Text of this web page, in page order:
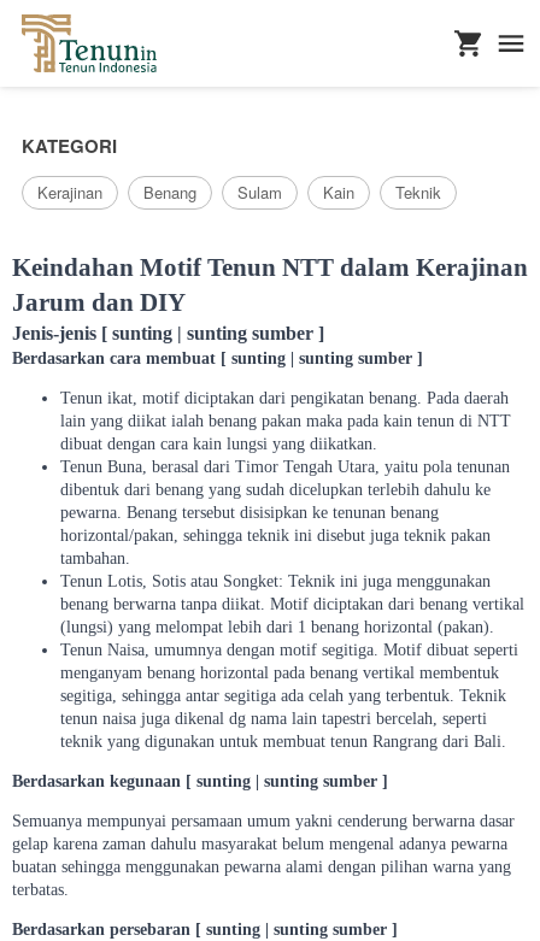
KATEGORI
Kerajinan Benang Sulam Kain Teknik
Keindahan Motif Tenun NTT dalam Kerajinan
Jarum dan DIY
Jenis-jenis [ sunting | sunting sumber ]
Berdasarkan cara membuat [ sunting | sunting sumber ]
Tenun ikat, motif diciptakan dari pengikatan benang. Pada daerah
lain yang diikat ialah benang pakan maka pada kain tenun di NTT
dibuat dengan cara kain lungsi yang diikatkan.
Tenun Buna, berasal dari Timor Tengah Utara, yaitu pola tenunan
dibentuk dari benang yang sudah dicelupkan terlebih dahulu ke
pewarna. Benang tersebut disisipkan ke tenunan benang
horizontal/pakan, sehingga teknik ini disebut juga teknik pakan
tambahan.
Tenun Lotis, Sotis atau Songket: Teknik ini juga menggunakan
benang berwarna tanpa diikat. Motif diciptakan dari benang vertikal
(lungsi) yang melompat lebih dari 1 benang horizontal (pakan).
Tenun Naisa, umumnya dengan motif segitiga. Motif dibuat seperti
menganyam benang horizontal pada benang vertikal membentuk
segitiga, sehingga antar segitiga ada celah yang terbentuk. Teknik
tenun naisa juga dikenal dg nama lain tapestri bercelah, seperti
teknik yang digunakan untuk membuat tenun Rangrang dari Bali.
Berdasarkan kegunaan [ sunting | sunting sumber ]
Semuanya mempunyai persamaan umum yakni cenderung berwarna dasar
gelap karena zaman dahulu masyarakat belum mengenal adanya pewarna
buatan sehingga menggunakan pewarna alami dengan pilihan warna yang
terbatas.
Berdasarkan persebaran [ sunting | sunting sumber ]